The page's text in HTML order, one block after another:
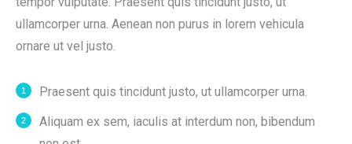
ullamcorper urna. Aenean non purus in lorem vehicula
ornare ut vel justo.
Praesent quis tincidunt justo, ut ullamcorper urna.
Aliquam ex sem, iaculis at interdum non, bibendum